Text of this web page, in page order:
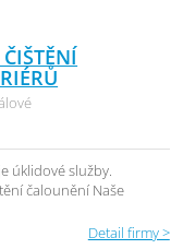
úklidové služby.
čalounění Naše
Detail firmy >